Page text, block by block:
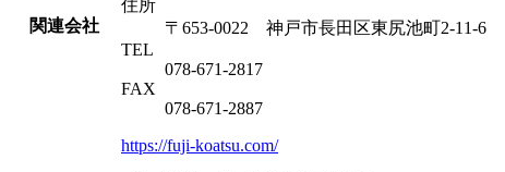
関連会社
住所
〒653-0022 神戸市長田区東尻池町2-11-6
TEL
078-671-2817
FAX
078-671-2887
https://fuji-koatsu.com/